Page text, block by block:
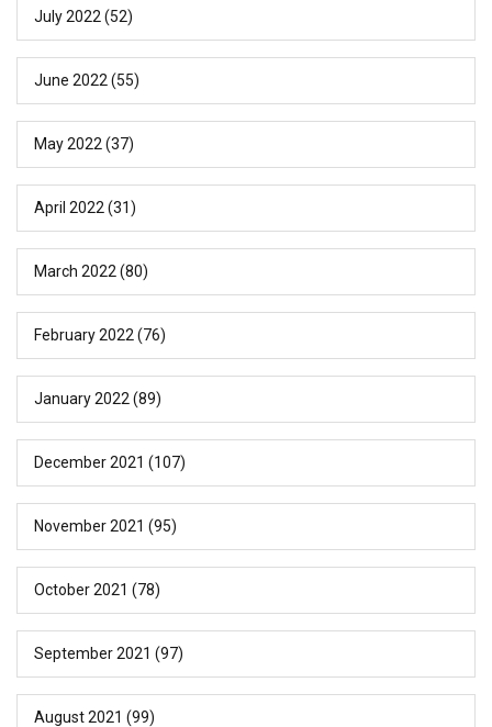
July 2022 (52)
June 2022 (55)
May 2022 (37)
April 2022 (31)
March 2022 (80)
February 2022 (76)
January 2022 (89)
December 2021 (107)
November 2021 (95)
October 2021 (78)
September 2021 (97)
August 2021 (99)